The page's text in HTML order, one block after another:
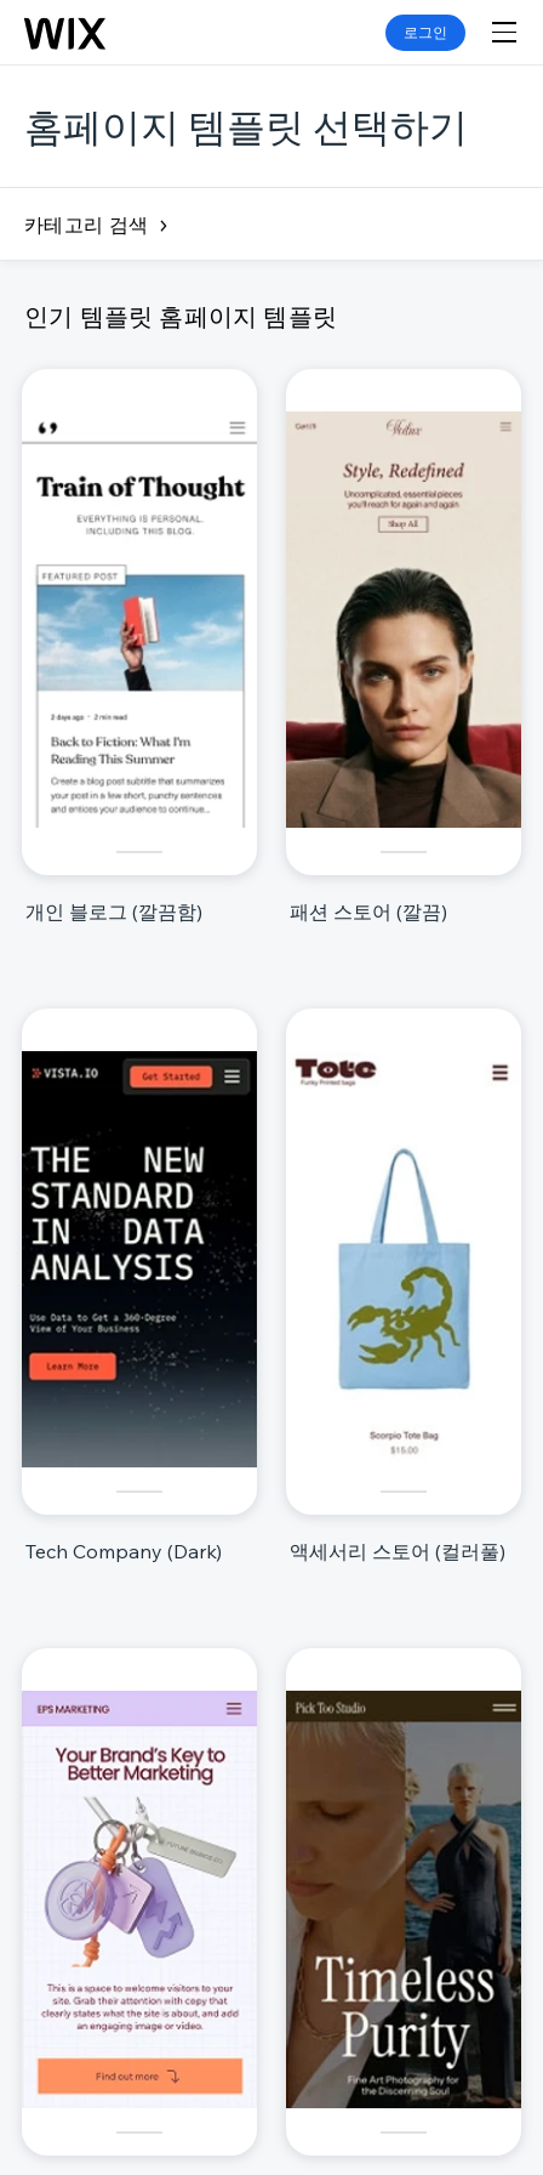
로그인
홈페이지 템플릿 선택하기
카테고리 검색
인기 템플릿 홈페이지 템플릿
개인 블로그 (깔끔함) 패션 스토어 (깔끔)
Tech Company (Dark) 액세서리 스토어 (컬러풀)